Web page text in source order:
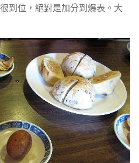
到位，絕對是加分到爆表。大